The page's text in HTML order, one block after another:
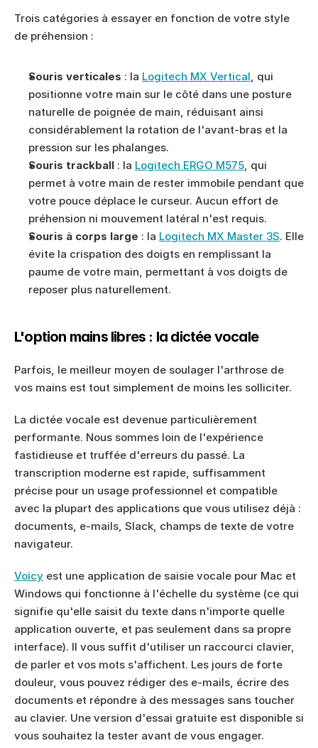
Trois catégories à essayer en fonction de votre style
de préhension :
Souris verticales : la Logitech MX Vertical , qui
positionne votre main sur le côté dans une posture
naturelle de poignée de main, réduisant ainsi
considérablement la rotation de l'avant-bras et la
pression sur les phalanges.
Souris trackball : la Logitech ERGO M575 , qui
permet à votre main de rester immobile pendant que
votre pouce déplace le curseur. Aucun effort de
préhension ni mouvement latéral n'est requis.
Souris à corps large : la Logitech MX Master 3S. Elle
évite la crispation des doigts en remplissant la
paume de votre main, permettant à vos doigts de
reposer plus naturellement.
L'option mains libres : la dictée vocale
Parfois, le meilleur moyen de soulager l'arthrose de
vos mains est tout simplement de moins les solliciter.
La dictée vocale est devenue particulièrement
performante. Nous sommes loin de l'expérience
fastidieuse et truffée d'erreurs du passé. La
transcription moderne est rapide, suffisamment
précise pour un usage professionnel et compatible
avec la plupart des applications que vous utilisez déjà :
documents, e-mails, Slack, champs de texte de votre
navigateur.
Voicy est une application de saisie vocale pour Mac et
Windows qui fonctionne à l'échelle du système (ce qui
signifie qu'elle saisit du texte dans n'importe quelle
application ouverte, et pas seulement dans sa propre
interface). Il vous suffit d'utiliser un raccourci clavier,
de parler et vos mots s'affichent. Les jours de forte
douleur, vous pouvez rédiger des e-mails, écrire des
documents et répondre à des messages sans toucher
au clavier. Une version d'essai gratuite est disponible si
vous souhaitez la tester avant de vous engager.